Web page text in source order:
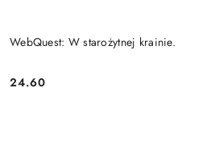
WebQuest: W starożytnej krainie.
Cena:
24.60